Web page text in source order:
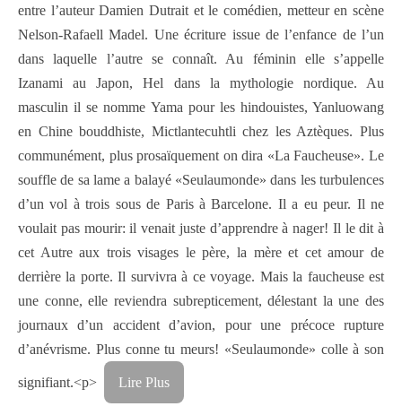
entre l’auteur Damien Dutrait et le comédien, metteur en scène
Nelson-Rafaell Madel. Une écriture issue de l’enfance de l’un
dans laquelle l’autre se connaît. Au féminin elle s’appelle
Izanami au Japon, Hel dans la mythologie nordique. Au
masculin il se nomme Yama pour les hindouistes, Yanluowang
en Chine bouddhiste, Mictlantecuhtli chez les Aztèques. Plus
communément, plus prosaïquement on dira «La Faucheuse». Le
souffle de sa lame a balayé «Seulaumonde» dans les turbulences
d’un vol à trois sous de Paris à Barcelone. Il a eu peur. Il ne
voulait pas mourir: il venait juste d’apprendre à nager! Il le dit à
cet Autre aux trois visages le père, la mère et cet amour de
derrière la porte. Il survivra à ce voyage. Mais la faucheuse est
une conne, elle reviendra subrepticement, délestant la une des
journaux d’un accident d’avion, pour une précoce rupture
d’anévrisme. Plus conne tu meurs! «Seulaumonde» colle à son
signifiant.<p> Lire Plus